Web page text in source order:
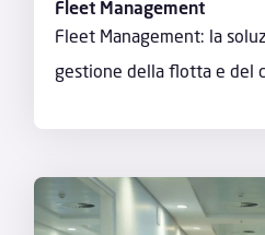
Fleet Management
Fleet Management: la
gestione della flotta e del